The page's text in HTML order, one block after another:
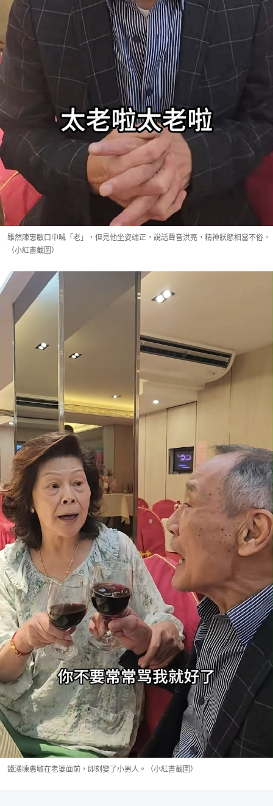
雖然陳惠敏口中喊「老」，但見他坐姿端正，說話聲音洪亮，精神狀態相當不俗。
（小紅書截圖）
鐵漢陳惠敏在老婆面前，即刻變了小男人。（小紅書截圖）